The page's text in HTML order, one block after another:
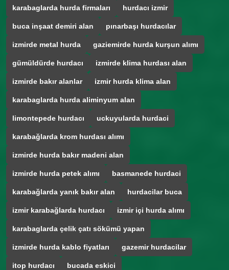
karabaglarda hurda firmaları hurdacı izmir
buca inşaat demiri alan pınarbaşı hurdacılar
izmirde metal hurda gaziemirde hurda kurşun alımı
gümüldürde hurdacı izmirde klima hurdası alan
izmirde bakır alanlar izmir hurda klima alan
karabaglarda hurda aliminyum alan
limontepede hurdacı uckuyularda hurdaci
karabağlarda krom hurdası alımı
izmirde hurda bakır madeni alan
izmirde hurda petek alımı basmanede hurdaci
karabağlarda yanık bakır alan hurdacilar buca
izmir karabağlarda hurdacı izmir içi hurda alımı
karabaglarda çelik çatı sökümü yapan
izmirde hurda kablo fiyatları gazemir hurdacilar
itop hurdacı bucada eskici